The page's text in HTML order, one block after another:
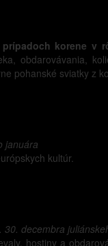
korene v
obdarovávania,
pohanské sviatky z
januára
kultúr.
decembra
hostiny a